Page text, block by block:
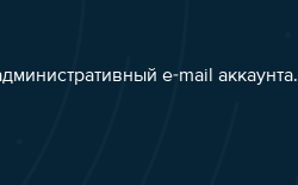
e-mail аккаунта.